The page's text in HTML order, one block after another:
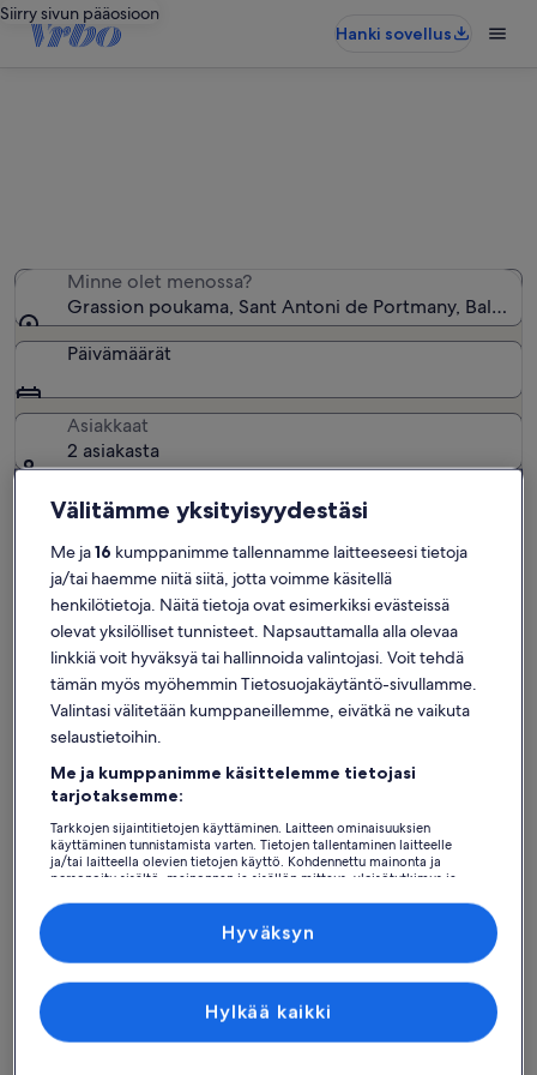
Siirry sivun pääosioon
Hanki sovellus
Minne olet menossa?
Grassion poukama, Sant Antoni de Portmany,
Päivämäärät
Asiakkaat
2 asiakasta
Hae
Cala Gracio Loma-asunnot lähellä kohdetta Grassion poukama
Valitse oikea loma-asunto kohteen Grassion poukama lähettyviltä.
Lomakodit tarjoavat sinulle ja ystävillesi, perheenjäsenillesi tai
pysäköinti ja uima-allas. Mitä sitten ikinä etsitkin, löydät
takuuvarmasti loma-asunnon, joka sopii kaikkien tarpeisiin.
Valikoimissamme on esim. savuttomia tai esteettömiä majapaikkoja.
Löydä tyyliisi sopivia majoituspaikkoja
Hae taloja Hae huoneistoja/asuntojahae mökkejä
Välitämme yksityisyydestäsi
Me ja16 kumppanimme tallennamme laitteeseesi tietoja
ja/tai haemme niitä siitä, jotta voimme käsitellä
henkilötietoja. Näitä tietoja ovat esimerkiksi evästeissä
olevat yksilölliset tunnisteet. Napsauttamalla alla olevaa
linkkiä voit hyväksyä tai hallinnoida valintojasi. Voit tehdä
tämän myös myöhemmin Tietosuojakäytäntö-sivullamme.
Valintasi välitetään kumppaneillemme, eivätkä ne vaikuta
selaustietoihin.
Me ja kumppanimme käsittelemme tietojasi
tarjotaksemme:
Tarkkojen sijaintitietojen käyttäminen. Laitteen ominaisuuksien
käyttäminen tunnistamista varten. Tietojen tallentaminen laitteelle
ja/tai laitteella olevien tietojen käyttö. Kohdennettu mainonta ja
personoitu sisältö, mainonnan ja sisällön mittaus, yleisötutkimus ja
Hylkää kaikki
Hyväksyn